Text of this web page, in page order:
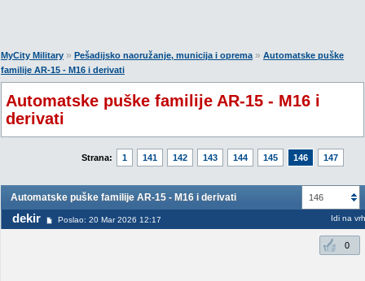
MyCity Military » Pešadijsko naoružanje, municija i oprema» Automatske puške
familije AR-15 - M16 i derivati
Automatske puške familije AR-15 - M16 i
derivati
Strana: 1 141 142 143 144 145 146 147
146
Automatske puške familije AR-15 - M16 i derivati
dekir Poslao: 20 Mar 2026 12:17 Idi na vrh
0